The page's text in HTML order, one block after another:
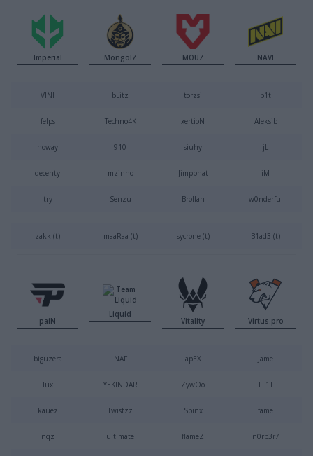
Imperial MongolZ MOUZ NAVI
VINI bLitz torzsi b1t
felps Techno4K xertioN Aleksib
noway 910 siuhy jL
decenty mzinho Jimpphat iM
try Senzu Brollan w0nderful
zakk (t) maaRaa (t) sycrone (t) B1ad3 (t)
paiN
Liquid
Vitality Virtus.pro
biguzera NAF apEX Jame
lux YEKINDAR ZywOo FL1T
kauez Twistzz Spinx fame
nqz ultimate flameZ n0rb3r7